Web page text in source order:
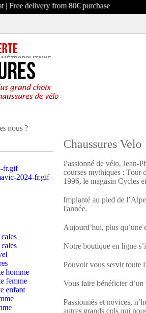
delivery from 80€ purchase
ET PAYER
homme
femme
enfant
nous ?
Chaussures Velo
Passionné de vélo, Jean-
courses mythiques : Tour
1996, le magasin Cycles
Implanté au pied de
l'année.
Aujourd’hui, plus qu’une
Notre boutique en ligne
Pouvoir vous servir toute
Vous faire bénéficier
Passionnés et novices,
autres grands cols qui